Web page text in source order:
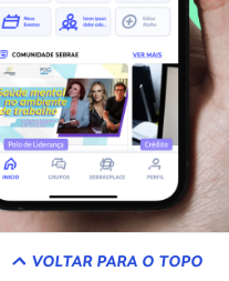
VOLTAR PARA O TOPO